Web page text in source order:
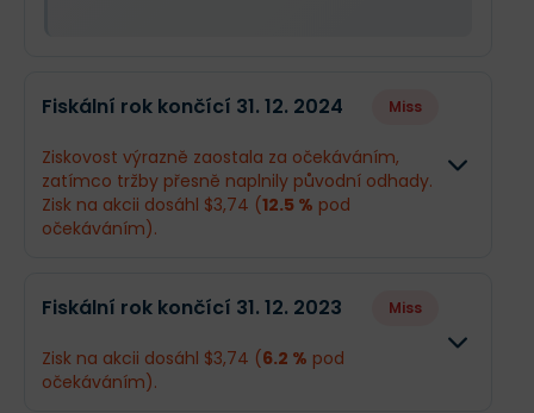
Fiskální rok končící 31. 12. 2024 Miss
Ziskovost výrazně zaostala za očekáváním,
zatímco tržby přesně naplnily původní odhady.
Zisk na akcii dosáhl $3,74 (12.5 % pod
očekáváním).
$4,08
Příjmy
Fiskální rok končící 31. 12. 2023 Miss
Zisk na akcii dosáhl $3,74 (6.2 % pod
očekáváním).